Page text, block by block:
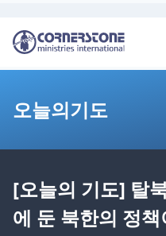
오늘의기도
[오늘의 기도] 탈
에 둔 북한의 정